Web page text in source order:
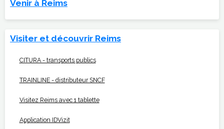
Venir à Reims
Visiter et découvrir Reims
CITURA - transports publics
TRAINLINE - distributeur SNCF
Visitez Reims avec 1 tablette
Application IDVizit